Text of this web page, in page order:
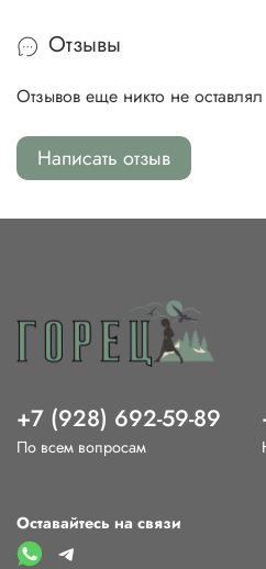
Отзывы
Отзывов еще никто не оставлял
Написать отзыв
+7 (928) 692-59-89
По всем вопросам
Оставайтесь на связи